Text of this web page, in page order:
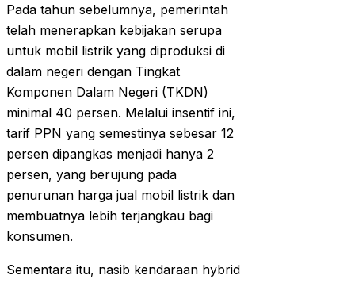
Pada tahun sebelumnya, pemerintah
telah menerapkan kebijakan serupa
untuk mobil listrik yang diproduksi di
dalam negeri dengan Tingkat
Komponen Dalam Negeri (TKDN)
minimal 40 persen. Melalui insentif ini,
tarif PPN yang semestinya sebesar 12
persen dipangkas menjadi hanya 2
persen, yang berujung pada
penurunan harga jual mobil listrik dan
membuatnya lebih terjangkau bagi
konsumen.
Sementara itu, nasib kendaraan hybrid